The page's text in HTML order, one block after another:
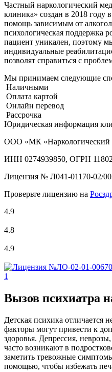
Частный наркологический
клиника» создан в 2018
помощь зависимым от
психологическая поддержка
пациент уникален, поэтому
индивидуальные
позволят справиться с
Мы принимаем следующие
Наличными
Оплата картой
Онлайн перевод
Рассрочка
Юридическая информация
ООО «МК «Наркологический
ИНН 0274939850, ОГРН
Лицензия № Л041-01170-02/
Проверьте лицензию на
4.9
4.8
4.9
Вызов психиатра
Детская психика отличается
факторы могут привести к
здоровья. Депрессия,
часто возникают в
заметить тревожные
помощью, чтобы избежать